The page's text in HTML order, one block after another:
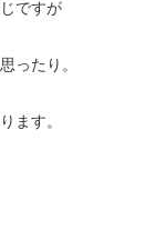
ですが
ったり。
ます。